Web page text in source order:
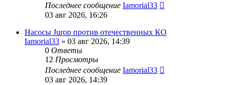
Последнее сообщение Iamorial33
03 авг 2026, 16:26
Насосы Jurop против отечественных КО
Iamorial33 » 03 авг 2026, 14:39
0 Ответы
12 Просмотры
Последнее сообщение Iamorial33
03 авг 2026, 14:39